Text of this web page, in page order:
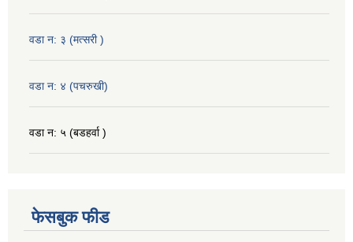
वडा न: ३ (मत्सरी )
वडा न: ४ (पचरुखी)
वडा न: ५ (बडहर्वा )
फेसबुक फीड